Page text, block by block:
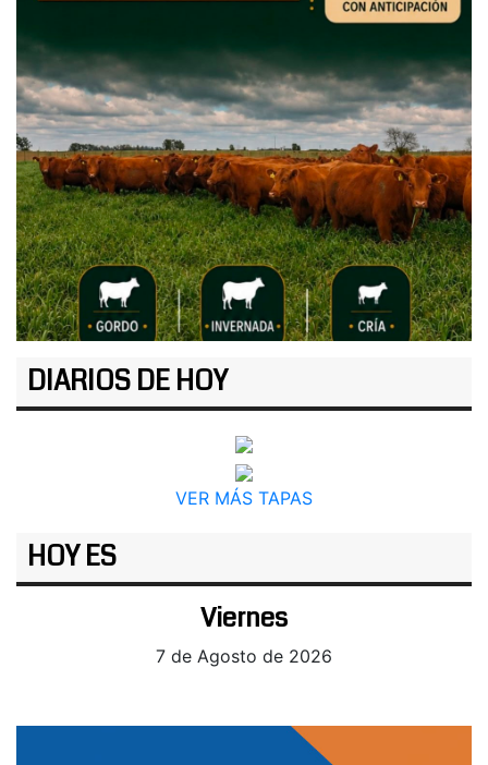
DIARIOS DE HOY
VER MÁS TAPAS
HOY ES
Viernes
7 de Agosto de 2026